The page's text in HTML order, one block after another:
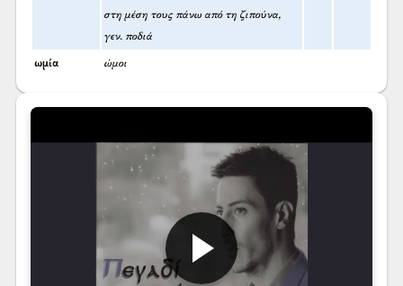
στη μέση τους πάνω από τη ζιπούνα,
γεν. ποδιά
ωμία ώμοι